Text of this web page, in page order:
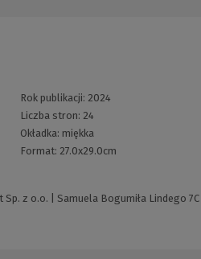
Rok publikacji: 2024
Liczba stron: 24
Okładka: miękka
Format: 27.0x29.0cm
z o.o. | Samuela Bogumiła Lindego